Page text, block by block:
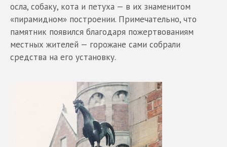
осла, собаку, кота и петуха — в их знаменитом
«пирамидном» построении. Примечательно, что
памятник появился благодаря пожертвованиям
местных жителей — горожане сами собрали
средства на его установку.